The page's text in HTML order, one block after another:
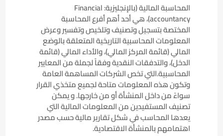
المحاسبة المالية (بالإنجليزية: Financial
accountancy)‏، هي أحد أهم أفرع المحاسبة
المختصة بتسجيل وتصنيف وتلخيص وتفسير وعرض
المعلومات المحاسبية التاريخية المتعلقة بالوضع
المالي (قائمة المركز المالي)، والأداء المالي (قائمة
الدخل)، والتدفقات النقدية وفقاً لجملة من المعايير
المحاسبية.التي تخص الشركات المساهمة العامة
وتكون هذه المعلومات متاحة لجميع متخذي القرار
سواءً من داخل المنشأة أو من خارجها. و يمكن
تصنيف المستفيدين من المعلومات المالية التي
يعدها المحاسب في شكل تقارير مالية حسب مصدر
اهتمامهم بالمنشأة الاقتصادية.